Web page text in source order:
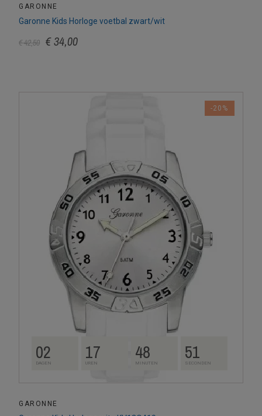
GARONNE
Garonne Kids Horloge voetbal zwart/wit
€ 42,50 € 34,00
02
DAGEN 17
UREN 48
MINUTEN 50
SECONDEN
GARONNE
-20%